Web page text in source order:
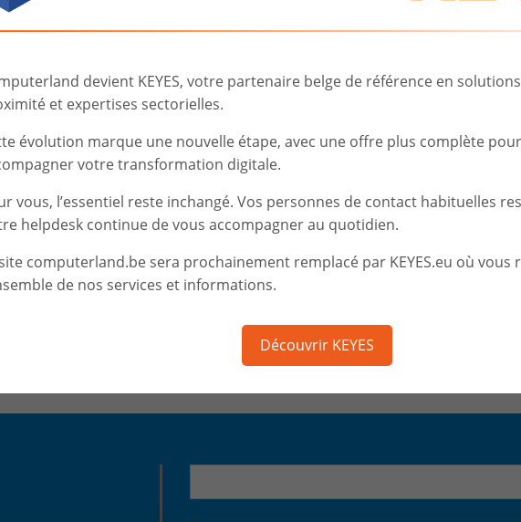
devient KEYES, votre partenaire belge de référence en
et expertises sectorielles.
évolution marque une nouvelle étape, avec une offre plus complète
votre transformation digitale.
vous, l’essentiel reste inchangé. Vos personnes de contact habituelles
helpdesk continue de vous accompagner au quotidien.
computerland.be sera prochainement remplacé par KEYES.eu où vous
de nos services et informations.
Découvrir KEYES
Nous sommes impatients de partager cette
d'échanger sur lesopportunitésque la
votre entreprise.
Cet événement est fait pour vous !
Au plaisir de vous y rencontrer.
INSCRIPTION : 👇 👇